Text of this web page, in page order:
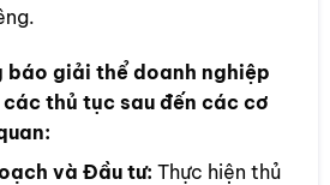
báo giải thể doanh nghiệp
thủ tục sau đến các cơ
và Đầu tư: Thực hiện thủ